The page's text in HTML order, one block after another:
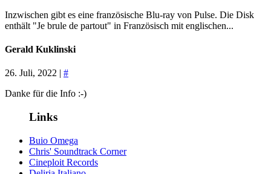
Inzwischen gibt es eine französische Blu-ray von Pulse. Die Disk
enthält "Je brule de partout" in Französisch mit englischen...
Gerald Kuklinski
26. Juli, 2022 | #
Danke für die Info :-)
Links
Buio Omega
Chris' Soundtrack Corner
Cineploit Records